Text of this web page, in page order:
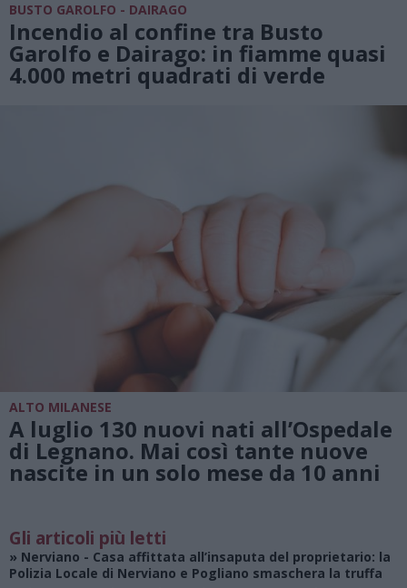
BUSTO GAROLFO - DAIRAGO
Incendio al confine tra Busto
Garolfo e Dairago: in fiamme quasi
4.000 metri quadrati di verde
ALTO MILANESE
A luglio 130 nuovi nati all’Ospedale
di Legnano. Mai così tante nuove
nascite in un solo mese da 10 anni
Gli articoli più letti
» Nerviano - Casa affittata all’insaputa del proprietario: la
Polizia Locale di Nerviano e Pogliano smaschera la truffa